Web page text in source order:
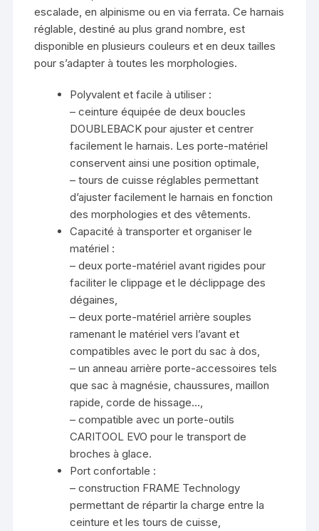
escalade, en alpinisme ou en via ferrata. Ce harnais
réglable, destiné au plus grand nombre, est
disponible en plusieurs couleurs et en deux tailles
pour s’adapter à toutes les morphologies.
Polyvalent et facile à utiliser :
– ceinture équipée de deux boucles
DOUBLEBACK pour ajuster et centrer
facilement le harnais. Les porte-matériel
conservent ainsi une position optimale,
– tours de cuisse réglables permettant
d’ajuster facilement le harnais en fonction
des morphologies et des vêtements.
Capacité à transporter et organiser le
matériel :
– deux porte-matériel avant rigides pour
faciliter le clippage et le déclippage des
dégaines,
– deux porte-matériel arrière souples
ramenant le matériel vers l’avant et
compatibles avec le port du sac à dos,
– un anneau arrière porte-accessoires tels
que sac à magnésie, chaussures, maillon
rapide, corde de hissage…,
– compatible avec un porte-outils
CARITOOL EVO pour le transport de
broches à glace.
Port confortable :
– construction FRAME Technology
permettant de répartir la charge entre la
ceinture et les tours de cuisse,